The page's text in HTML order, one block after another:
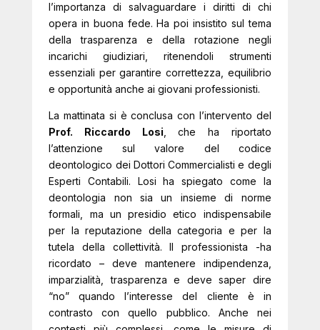
l’importanza di salvaguardare i diritti di chi
opera in buona fede. Ha poi insistito sul tema
della trasparenza e della rotazione negli
incarichi giudiziari, ritenendoli strumenti
essenziali per garantire correttezza, equilibrio
e opportunità anche ai giovani professionisti.
La mattinata si è conclusa con l’intervento del
Prof. Riccardo Losi , che ha riportato
l’attenzione sul valore del codice
deontologico dei Dottori Commercialisti e degli
Esperti Contabili. Losi ha spiegato come la
deontologia non sia un insieme di norme
formali, ma un presidio etico indispensabile
per la reputazione della categoria e per la
tutela della collettività. Il professionista -ha
ricordato – deve mantenere indipendenza,
imparzialità, trasparenza e deve saper dire
“no” quando l’interesse del cliente è in
contrasto con quello pubblico. Anche nei